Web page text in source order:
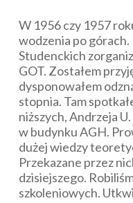
W 1956 czy 1957
wodzenia po
Studenckich
GOT. Zostałem
dysponowałem
stopnia. Tam
niższych, Andrzeja
w budynku AGH.
dużej wiedzy
Przekazane przez
dzisiejszego.
szkoleniowych.